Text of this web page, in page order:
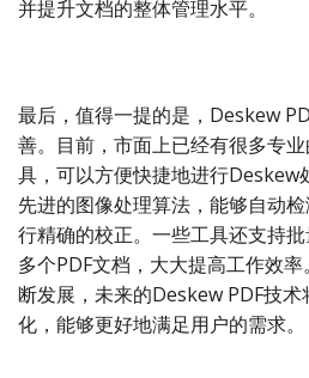
并提升文档的整体管理水平。
最后，值得一提的是，Deskew
善。目前，市面上已经有很多专
具，可以方便快捷地进行Deskew
先进的图像处理算法，能够自动
行精确的校正。一些工具还支持
多个PDF文档，大大提高工作效
断发展，未来的Deskew PDF技
化，能够更好地满足用户的需求。